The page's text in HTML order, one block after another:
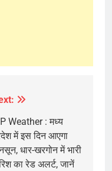
Weather : मध्य
में इस दिन आएगा
धार-खरगोन में भारी
का रेड अलर्ट, जानें